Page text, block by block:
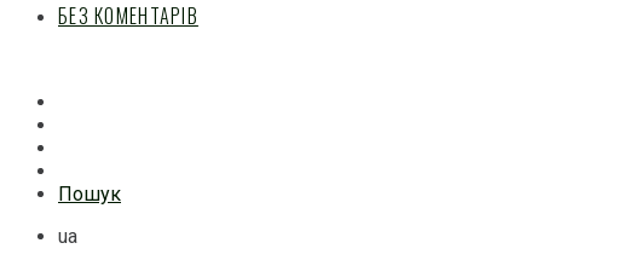
БЕЗ КОМЕНТАРІВ
Пошук
ua